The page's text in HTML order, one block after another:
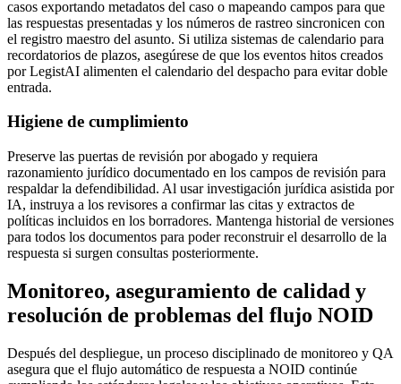
casos exportando metadatos del caso o mapeando campos para que
las respuestas presentadas y los números de rastreo sincronicen con
el registro maestro del asunto. Si utiliza sistemas de calendario para
recordatorios de plazos, asegúrese de que los eventos hitos creados
por LegistAI alimenten el calendario del despacho para evitar doble
entrada.
Higiene de cumplimiento
Preserve las puertas de revisión por abogado y requiera
razonamiento jurídico documentado en los campos de revisión para
respaldar la defendibilidad. Al usar investigación jurídica asistida por
IA, instruya a los revisores a confirmar las citas y extractos de
políticas incluidos en los borradores. Mantenga historial de versiones
para todos los documentos para poder reconstruir el desarrollo de la
respuesta si surgen consultas posteriormente.
Monitoreo, aseguramiento de calidad y
resolución de problemas del flujo NOID
Después del despliegue, un proceso disciplinado de monitoreo y QA
asegura que el flujo automático de respuesta a NOID continúe